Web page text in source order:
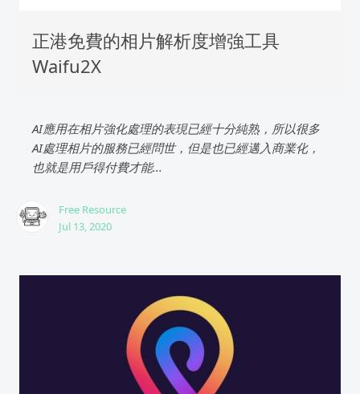
正港免費的相片解析度增強工具
Waifu2X
AI應用在相片強化處理的表現已經十分純熟，所以很多
AI處理相片的服務已經問世，但是也已經邁入商業化，
也就是用戶得付費才能...
Free Resource
Jul 13, 2020